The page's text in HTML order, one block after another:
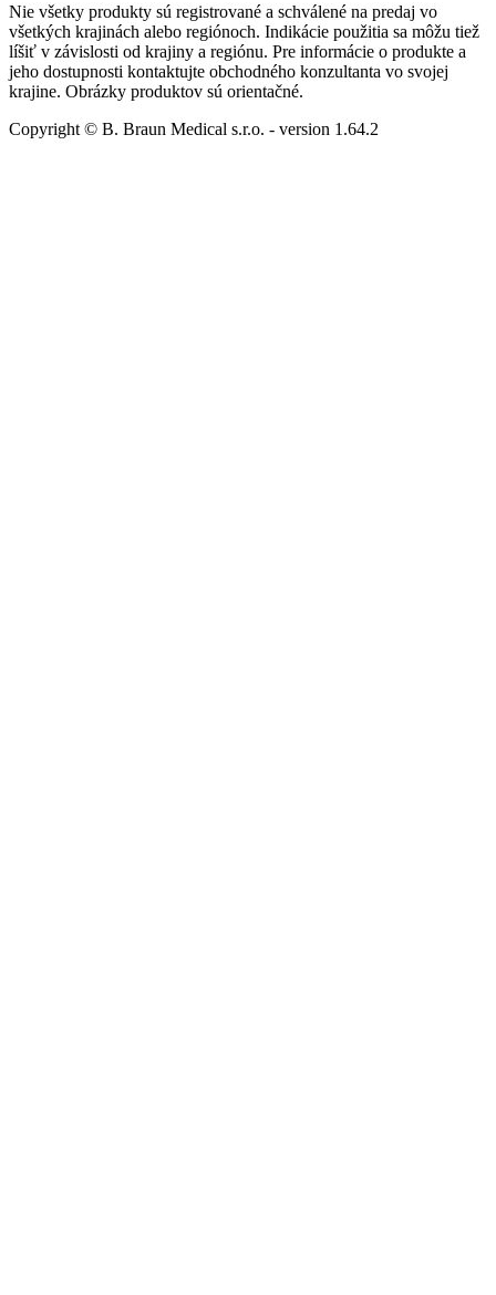
Nie všetky produkty sú registrované a schválené na predaj vo
všetkých krajinách alebo regiónoch. Indikácie použitia sa môžu tiež
líšiť v závislosti od krajiny a regiónu. Pre informácie o produkte a
jeho dostupnosti kontaktujte obchodného konzultanta vo svojej
krajine. Obrázky produktov sú orientačné.
Copyright © B. Braun Medical s.r.o. - version 1.64.2